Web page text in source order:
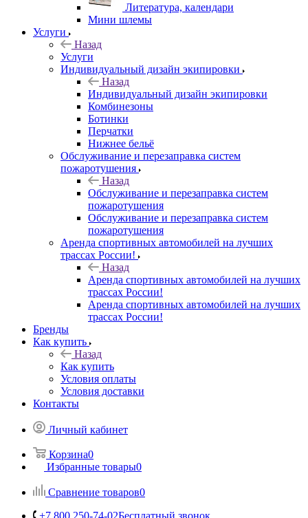
Литература, календари
Мини шлемы
Услуги
Назад
Услуги
Индивидуальный дизайн экипировки
Назад
Индивидуальный дизайн экипировки
Комбинезоны
Ботинки
Перчатки
Нижнее бельё
Обслуживание и перезаправка систем
пожаротушения
Назад
Обслуживание и перезаправка систем
пожаротушения
Обслуживание и перезаправка систем
пожаротушения
Аренда спортивных автомобилей на лучших
трассах России!
Назад
Аренда спортивных автомобилей на лучших
трассах России!
Аренда спортивных автомобилей на лучших
трассах России!
Бренды
Как купить
Назад
Как купить
Условия оплаты
Условия доставки
Контакты
Личный кабинет
Корзина0
Избранные товары0
Сравнение товаров0
+7 800 250-74-02Бесплатный звонок